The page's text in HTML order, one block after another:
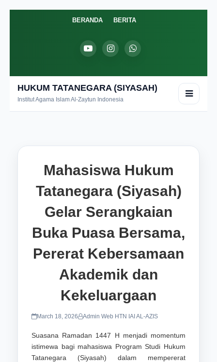
BERANDA BERITA
HUKUM TATANEGARA (SIYASAH)
Institut Agama Islam Al-Zaytun Indonesia
Mahasiswa Hukum
Tatanegara (Siyasah)
Gelar Serangkaian
Buka Puasa Bersama,
Pererat Kebersamaan
Akademik dan
Kekeluargaan
March 18, 2026 Admin Web HTN IAI AL-AZIS
Suasana Ramadan 1447 H menjadi momentum
istimewa bagi mahasiswa Program Studi Hukum
Tatanegara (Siyasah) dalam mempererat